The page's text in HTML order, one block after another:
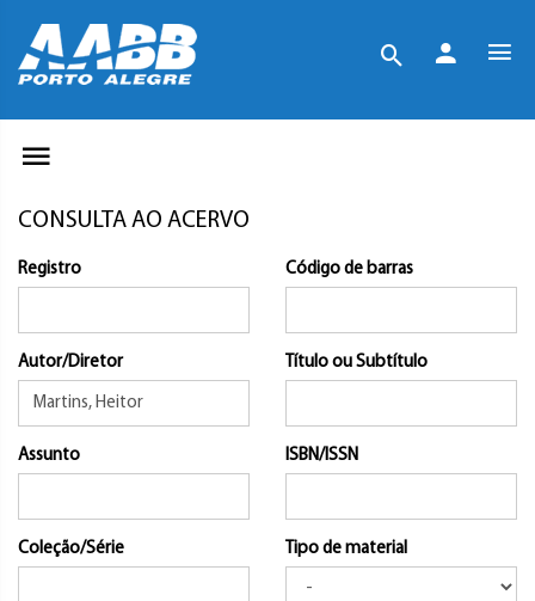
CONSULTA AO ACERVO
Registro Código de barras
Autor/Diretor Título ou Subtítulo
Assunto ISBN/ISSN
Coleção/Série Tipo de material